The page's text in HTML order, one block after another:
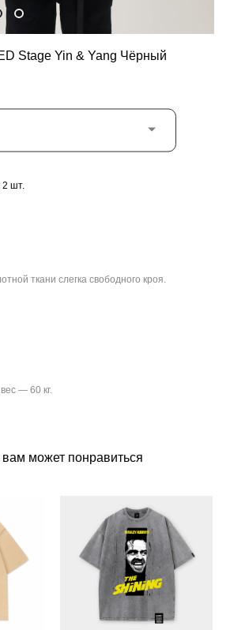
Stage Yin & Yang Чёрный
2 шт.
ткани слегка свободного кроя.
— 60 кг.
может понравиться